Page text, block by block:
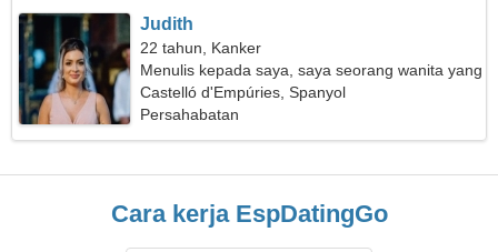
Judith
22 tahun, Kanker
Menulis kepada saya, saya seorang wanita yang
ramah
Castelló d'Empúries, Spanyol
Persahabatan
Cara kerja EspDatingGo